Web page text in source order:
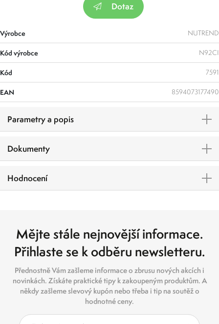
Dotaz
Výrobce NUTREND
Kód výrobce N92CI
Kód 7591
EAN 8594073177490
Parametry a popis
Dokumenty
Hodnocení
Mějte stále nejnovější informace.
Přihlaste se k odběru newsletteru.
Přednostně Vám zašleme informace o zbrusu nových akcích i
novinkách. Získáte praktické tipy k zakoupeným produktům. A
někdy zašleme slevový kupón nebo třeba i tip na soutěž o
hodnotné ceny.